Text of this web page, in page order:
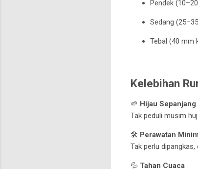
Pendek
Sedang
Tebal (40 mm
Kelebihan
🌱 Hijau Sepanjang
Tak peduli musim
🛠️ Perawatan Minim
Tak perlu
💦 Tahan Cuaca